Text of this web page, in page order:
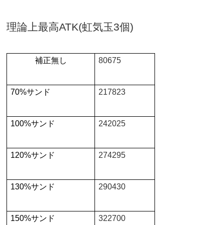
理論上最高ATK(虹気玉3個)
補正無し 80675
70%サンド 217823
100%サンド 242025
120%サンド 274295
130%サンド 290430
150%サンド 322700